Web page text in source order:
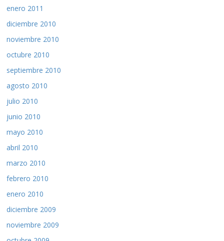
enero 2011
diciembre 2010
noviembre 2010
octubre 2010
septiembre 2010
agosto 2010
julio 2010
junio 2010
mayo 2010
abril 2010
marzo 2010
febrero 2010
enero 2010
diciembre 2009
noviembre 2009